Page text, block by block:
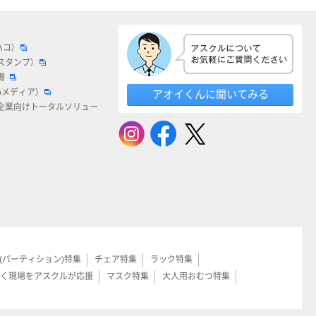
）
タンプ）
ディア）
業向けトータルソリュー
アオイくんに聞いてみる
ーティション)特集 チェア特集
ラック特集
現場をアスクルが応援 マスク特集
大人用おむつ特集